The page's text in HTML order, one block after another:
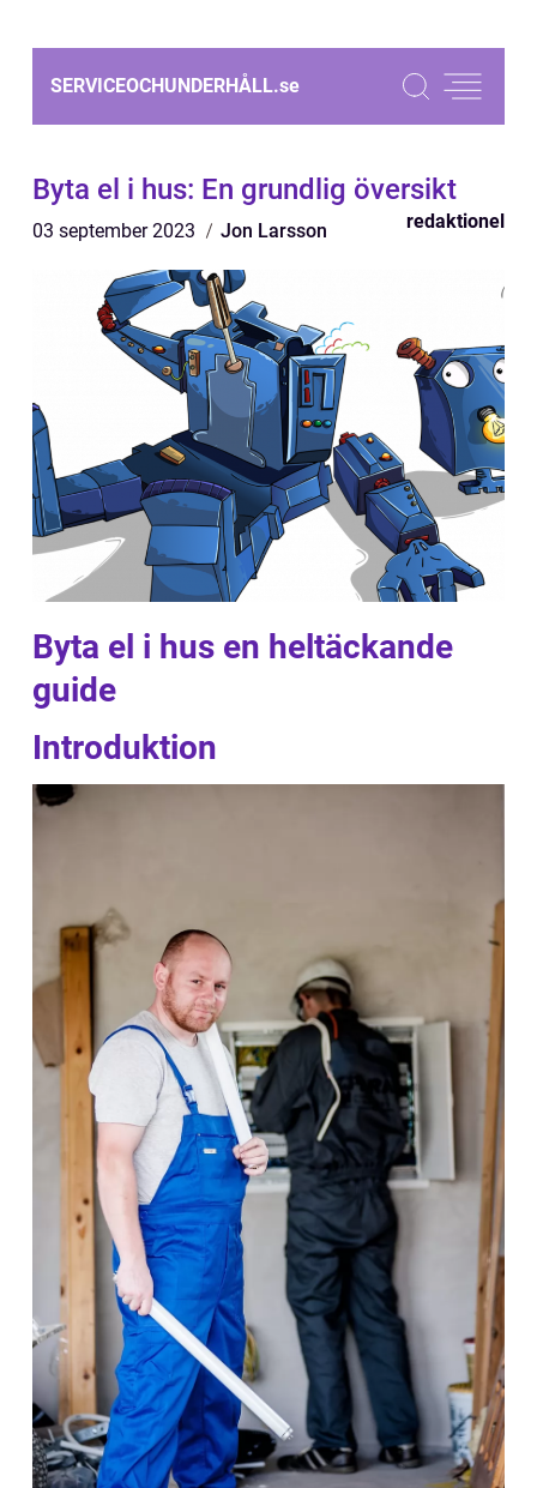
SERVICEOCHUNDERHÅLL.se
Byta el i hus: En grundlig översikt
03 september 2023 Jon Larsson redaktionel
Byta el i hus en heltäckande
guide
Introduktion